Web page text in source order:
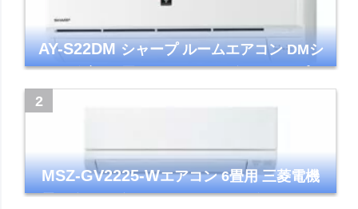
AY-S22DMシャープ ルームエアコン DMシ
リーズ 主に6畳 ホワイト 2024年モデル プラ
MSZ-GV2225-Wエアコン 6畳用 三菱電機
霧ヶ峰 2025年モデル GVシリーズ ピュアホ